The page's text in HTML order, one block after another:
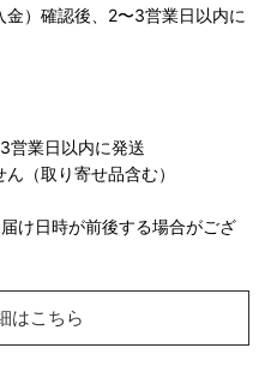
金）確認後、2〜3営業日以内に
営業日以内に発送
（取り寄せ品含む）
け日時が前後する場合がござ
はこちら